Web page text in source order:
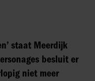
staat Meerdijk
besluit er
niet meer